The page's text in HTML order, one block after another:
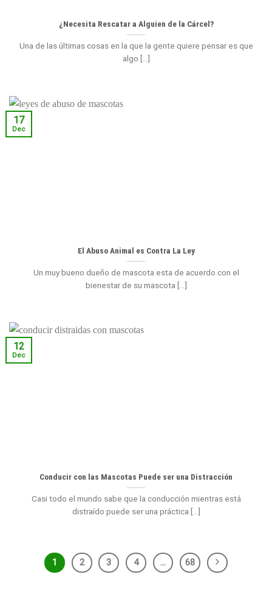
¿Necesita Rescatar a Alguien de la Cárcel?
Una de las últimas cosas en la que la gente quiere pensar es que
algo [...]
El Abuso Animal es Contra La Ley
Un muy bueno dueño de mascota esta de acuerdo con el
bienestar de su mascota [...]
17
Dec
Conducir con las Mascotas Puede ser una Distracción
Casi todo el mundo sabe que la conducción mientras está
distraído puede ser una práctica [...]
12
Dec
1 2 3 4 … 68